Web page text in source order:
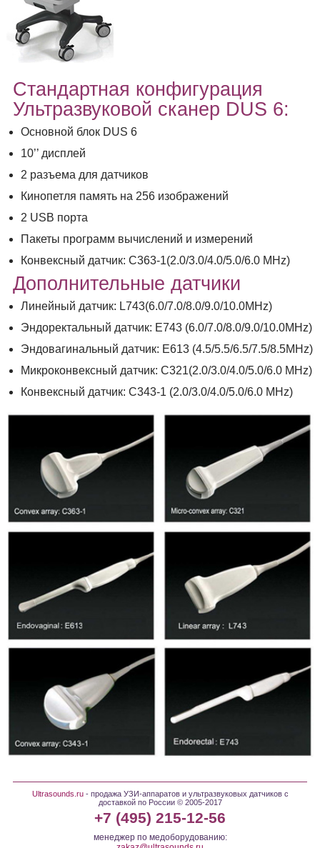
Стандартная конфигурация
Ультразвуковой сканер DUS 6:
Основной блок DUS 6
10’’ дисплей
2 разъема для датчиков
Кинопетля память на 256 изображений
2 USB порта
Пакеты программ вычислений и измерений
Конвексный датчик: С363-1(2.0/3.0/4.0/5.0/6.0 МHz)
Дополнительные датчики
Линейный датчик: L743(6.0/7.0/8.0/9.0/10.0МHz)
Эндоректальный датчик: E743 (6.0/7.0/8.0/9.0/10.0МHz)
Эндовагинальный датчик: E613 (4.5/5.5/6.5/7.5/8.5MHz)
Микроконвексный датчик: C321(2.0/3.0/4.0/5.0/6.0 МHz)
Конвексный датчик: C343-1 (2.0/3.0/4.0/5.0/6.0 МHz)
Ultrasounds.ru- продажа УЗИ-аппаратов и ультразвуковых датчиков с
доставкой по России © 2005-2017
+7 (495) 215-12-56
менеджер по медоборудованию: